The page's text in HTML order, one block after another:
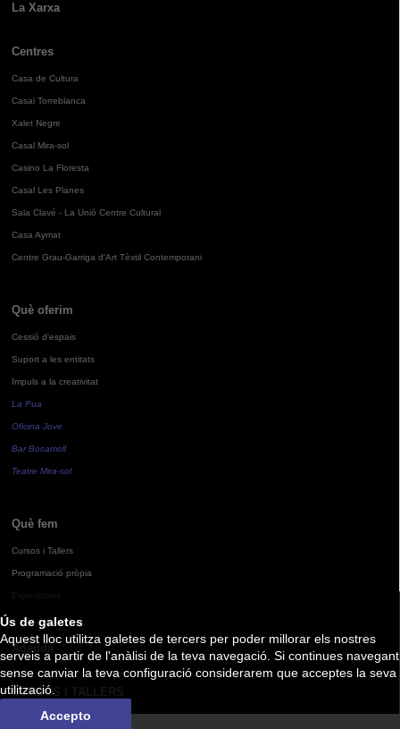
Ús de galetes
Aquest lloc utilitza galetes de tercers per poder millorar els nostres
serveis a partir de l'anàlisi de la teva navegació. Si continues navegant
sense canviar la teva configuració considerarem que acceptes la seva
utilització.
Accepto
La Xarxa
Centres
Casa de Cultura
Casal Torreblanca
Xalet Negre
Casal Mira-sol
Casino La Floresta
Casal Les Planes
Sala Clavé - La Unió Centre Cultural
Casa Aymat
Centre Grau-Garriga d'Art Tèxtil Contemporani
Què oferim
Cessió d'espais
Suport a les entitats
Impuls a la creativitat
La Pua
Oficina Jove
Bar Bocamoll
Teatre Mira-sol
Què fem
Cursos i Tallers
Programació pròpia
Agenda
CURSOS I TALLERS